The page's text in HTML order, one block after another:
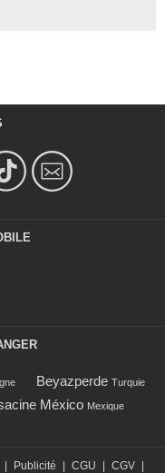
Beyazperde Turquie
México Mexique
| Publicité | CGU | CGV |